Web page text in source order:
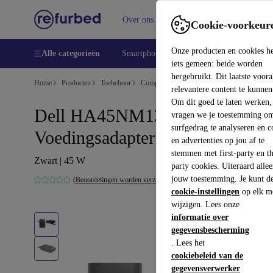
Cookie-
Onze producten en cookies
iets gemeen: beide worden
hergebruikt. Dit laatste
relevantere content te
Om dit goed te laten werken,
vragen we je toestemming
surfgedrag te analyseren en
en advertenties op jou af te
stemmen met first-party en
party cookies. Uiteraard
jouw toestemming. Je kunt
cookie-instellingen op elk
wijzigen. Lees onze
informatie over
gegevensbescherming
. Lees het
cookiebeleid van de
gegevensverwerker
Over ons Verkopen Support
Alle categorieën Smartphones Laptops Tablets
Home Producten Toebehoor Computer accessoires
Dell HA45NM131
Voedingsadapter
Zwart | 45 W
(Beoordelingen worden verzameld)